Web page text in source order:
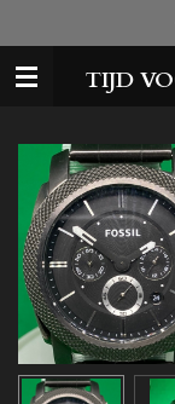
direct
naar
TIJD